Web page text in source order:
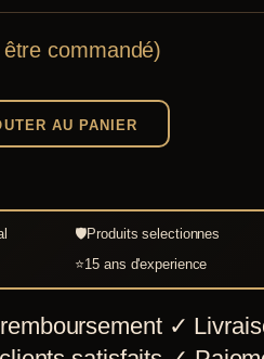
commandé)
AU PANIER
🛡Produits selectionnes
⭐15 ans d'experience
✓